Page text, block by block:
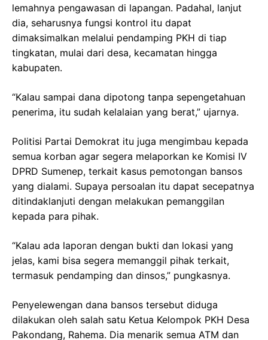
lemahnya pengawasan di lapangan. Padahal, lanjut
dia, seharusnya fungsi kontrol itu dapat
dimaksimalkan melalui pendamping PKH di tiap
tingkatan, mulai dari desa, kecamatan hingga
kabupaten.
“Kalau sampai dana dipotong tanpa sepengetahuan
penerima, itu sudah kelalaian yang berat,” ujarnya.
Politisi Partai Demokrat itu juga mengimbau kepada
semua korban agar segera melaporkan ke Komisi IV
DPRD Sumenep, terkait kasus pemotongan bansos
yang dialami. Supaya persoalan itu dapat secepatnya
ditindaklanjuti dengan melakukan pemanggilan
kepada para pihak.
“Kalau ada laporan dengan bukti dan lokasi yang
jelas, kami bisa segera memanggil pihak terkait,
termasuk pendamping dan dinsos,” pungkasnya.
Penyelewengan dana bansos tersebut diduga
dilakukan oleh salah satu Ketua Kelompok PKH Desa
Pakondang, Rahema. Dia menarik semua ATM dan